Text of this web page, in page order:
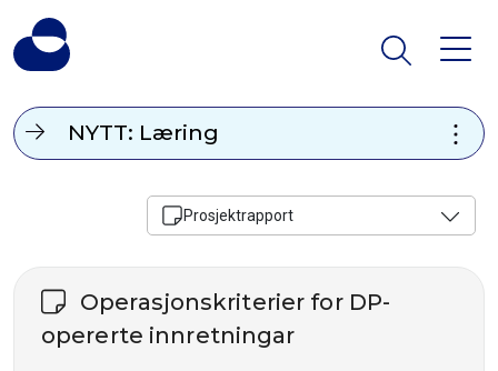
NYTT: Læring
Prosjektrapport
Operasjonskriterier for DP-
opererte innretningar